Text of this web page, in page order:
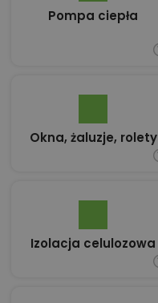
Pompa ciepła
Okna, żaluzje, rolety
Izolacja celulozowa